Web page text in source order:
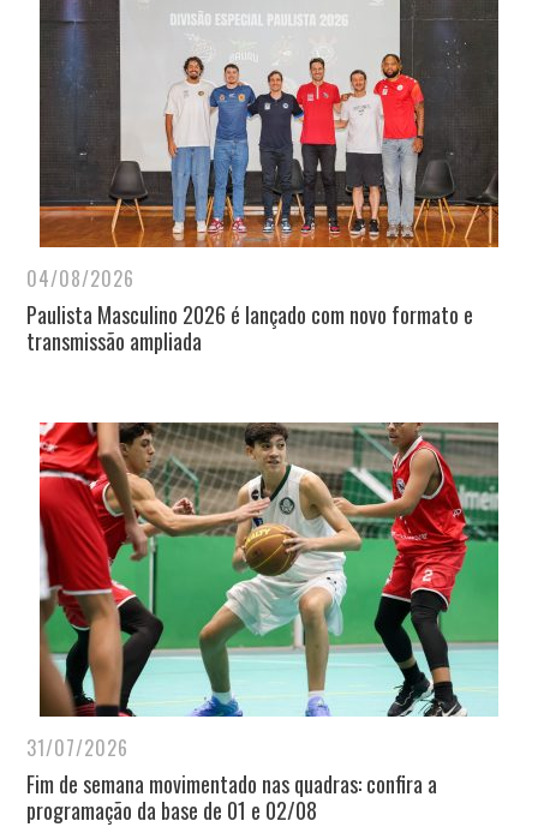
04/08/2026
Paulista Masculino 2026 é lançado com novo formato e
transmissão ampliada
31/07/2026
Fim de semana movimentado nas quadras: confira a
programação da base de 01 e 02/08